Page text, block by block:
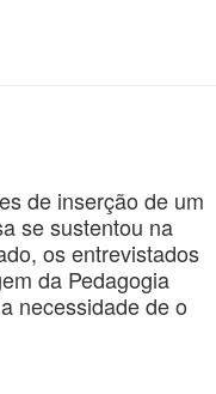
de inserção de um
se sustentou na
os entrevistados
da Pedagogia
necessidade de o